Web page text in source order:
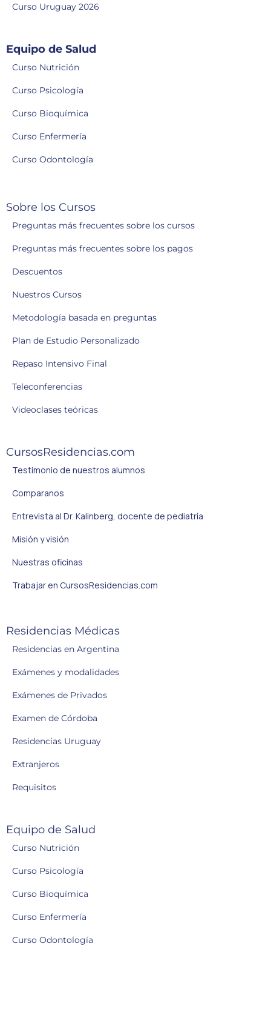
Curso Uruguay 2026
Equipo de Salud
Curso Nutrición
Curso Psicología
Curso Bioquímica
Curso Enfermería
Curso Odontología
Sobre los Cursos
Preguntas más frecuentes sobre los cursos
Preguntas más frecuentes sobre los pagos
Descuentos
Nuestros Cursos
Metodología basada en preguntas
Plan de Estudio Personalizado
Repaso Intensivo Final
Teleconferencias
Videoclases teóricas
CursosResidencias.com
Testimonio de nuestros alumnos
Comparanos
Entrevista al Dr. Kalinberg, docente de pediatría
Misión y visión
Nuestras oficinas
Trabajar en CursosResidencias.com
Residencias Médicas
Residencias en Argentina
Exámenes y modalidades
Exámenes de Privados
Examen de Córdoba
Residencias Uruguay
Extranjeros
Requisitos
Equipo de Salud
Curso Nutrición
Curso Psicología
Curso Bioquímica
Curso Enfermería
Curso Odontología